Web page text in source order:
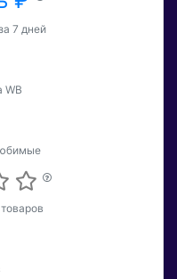
7 дней
WB